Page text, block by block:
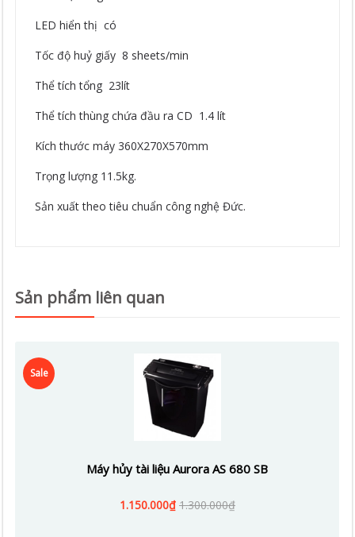
LED hiển thị có
Tốc độ huỷ giấy 8 sheets/min
Thể tích tổng 23lít
Thể tích thùng chứa đầu ra CD 1.4 lít
Kích thước máy 360X270X570mm
Trọng lượng 11.5kg.
Sản xuất theo tiêu chuẩn công nghệ Đức.
Sản phẩm liên quan
Sale
Máy hủy tài liệu Aurora AS 680 SB
1.150.000₫ 1.300.000₫